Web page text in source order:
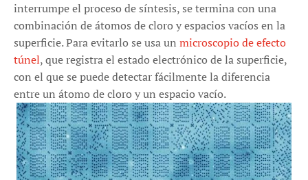
interrumpe el proceso de síntesis, se termina con una
combinación de átomos de cloro y espacios vacíos en la
superficie. Para evitarlo se usa un microscopio de efecto
túnel, que registra el estado electrónico de la superficie,
con el que se puede detectar fácilmente la diferencia
entre un átomo de cloro y un espacio vacío.